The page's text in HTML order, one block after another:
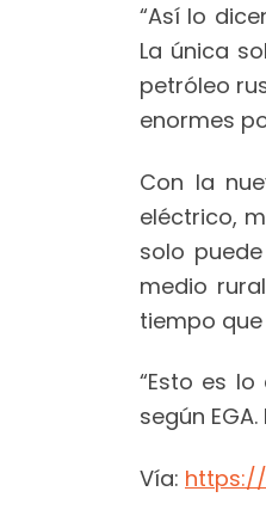
“Así lo
La única
petróleo
enormes
Con la
eléctrico,
solo
medio
tiempo
“Esto es
según EGA.
Vía: